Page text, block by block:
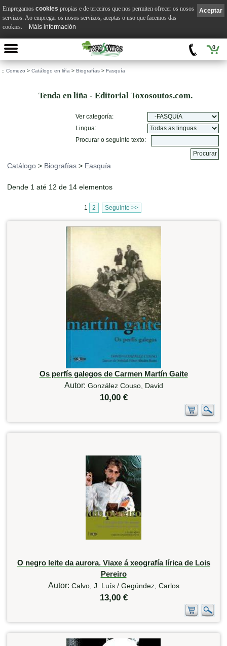
0
:: Comezo > Catálogo en liña > Biografías > Fasquía
Tenda en liña - Editorial Toxosoutos.com.
Ver categoría:
Lingua:
Procurar o seguinte texto:
Catálogo > Biografías > Fasquía
Dende 1 até 12 de 14 elementos
1 2 Seguinte >>
Os perfís galegos de Carmen Martín Gaite
Autor: González Couso, David
10,00 €
O negro leite da aurora. Viaxe á xeografía lírica de Lois
Pereiro
Autor: Calvo, J. Luís / Gegúndez, Carlos
13,00 €
Aceptar
Empregamos cookies propias e de terceiros que nos permiten ofrecer os nosos
servizos. Ao empregar os nosos servizos, aceptas o uso que facemos das
cookies.
Máis información